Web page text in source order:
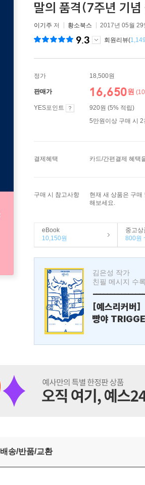
말의 품격(7주년 기
이기주 저 황소북스 2017년 05월 29
9.3 회원리뷰(1,149
정가 18,500원
판매가 16,650원
YES포인트
920원 (5% 적립)
5만원이상 구매 시 2
결제혜택 카드/간편결제 혜택
구매 시 참고사항
현재 새 상품은 구매
해보세요.
eBook
10,150원
중고
800원
김은성 작가
친필 메시지 수록
[예스리커버]
빵야
배송/반품/교환